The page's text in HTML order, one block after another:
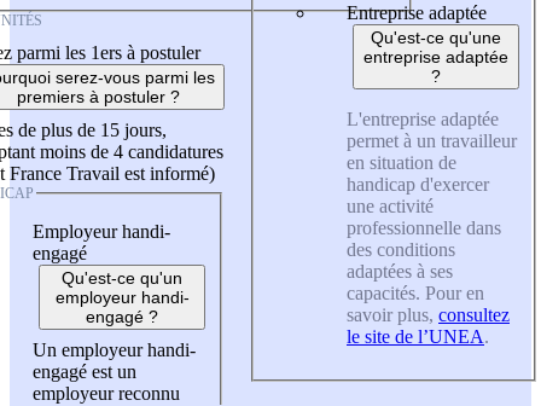
parmi les 1ers à postuler
serez-vous parmi les
premiers à postuler ?
de plus de 15 jours,
moins de 4 candidatures
France Travail est informé)
Employeur handi-
engagé
Qu'est-ce qu'un
employeur handi-
engagé ?
Un employeur handi-
engagé est un
employeur reconnu
Entreprise adaptée
Qu'est-ce qu'une
entreprise adaptée
?
L'entreprise adaptée
permet à un travailleur
en situation de
handicap d'exercer
une activité
professionnelle dans
des conditions
adaptées à ses
capacités. Pour en
savoir plus, consultez
le site de l’UNEA.